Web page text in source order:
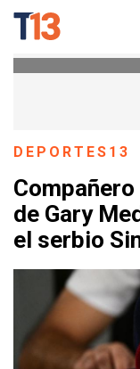
DEPORTES13
de Gary
el serbio